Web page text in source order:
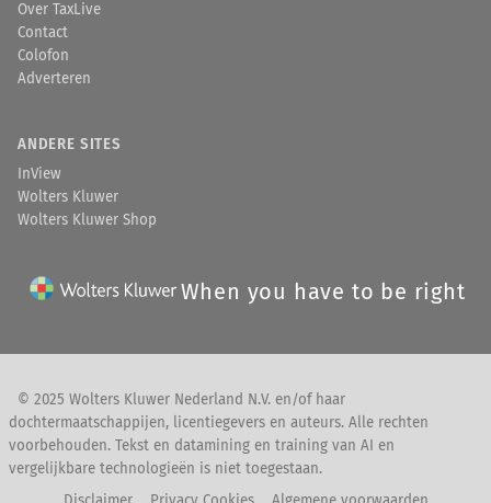
Over TaxLive
Contact
Colofon
Adverteren
ANDERE SITES
InView
Wolters Kluwer
Wolters Kluwer Shop
When you have to be right
© 2025 Wolters Kluwer Nederland N.V. en/of haar
dochtermaatschappijen, licentiegevers en auteurs. Alle rechten
voorbehouden. Tekst en datamining en training van AI en
vergelijkbare technologieën is niet toegestaan.